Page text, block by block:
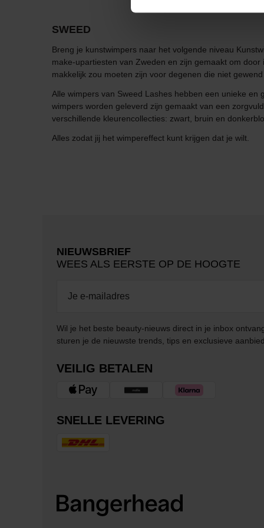
SWEED
Breng je kunstwimpers naar het volgende niveau
make-upartiesten van Zweden en zijn gemaakt om
makkelijk zou moeten zijn voor degenen die niet
Alle wimpers van Sweed Lashes hebben een unieke
wimpers worden geleverd zijn gemaakt van een
verschillende kleurencollecties: zwart, bruin en
Alles zodat jij het wimpereffect kunt krijgen dat je wilt.
NIEUWSBRIEF
WEES ALS EERSTE OP DE HOOGTE
Wil je het beste beauty-nieuws direct in je inbox
sturen je de nieuwste trends, tips en exclusieve
VEILIG BETALEN
SNELLE LEVERING